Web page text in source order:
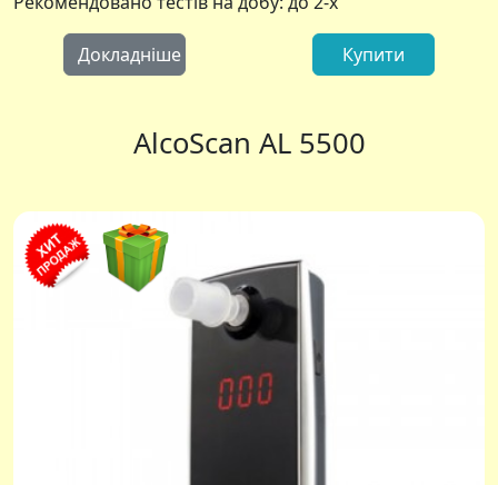
Докладніше Купити
AlcoScan AL 5500